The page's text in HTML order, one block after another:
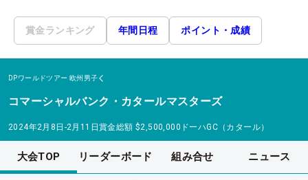
賞金ランキング 年間日程 ポイント・成績
DPワールドツアー 欧州男子
コマーシャルバンク・カタールマスターズ
2024年2月8日-2月11日賞金総額 $2,500,000 ドーハGC（カタール）
大会TOP リーダーボード 組み合せ ニュース